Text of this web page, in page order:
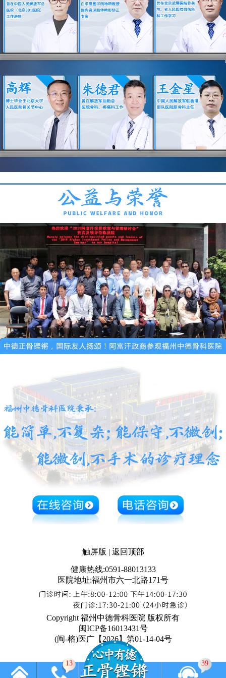
触屏版 | 返回顶部
健康热线:0591-88013133
医院地址:福州市六一北路171号
Copyright 福州中德骨科医院 版权所有
闽ICP备16013431号
(闽-榕)医广【2026】第01-14-04号
13 34